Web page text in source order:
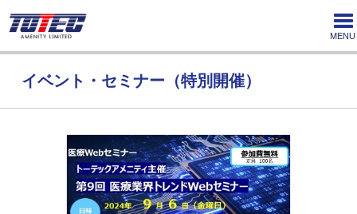
MENU
イベント・セミナー（特別開催）